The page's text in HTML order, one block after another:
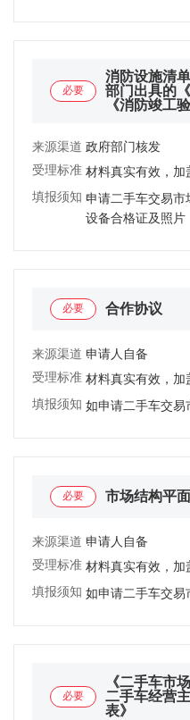
必要
消防设施清
部门出具的
《消防竣工
来源渠道：政府部门核发
受理标准：材料真实有效，加
填报须知：申请二手车交易市
设备合格证及照片
必要 合作协议
来源渠道：申请人自备
受理标准：材料真实有效，加
填报须知：如申请二手车交易
必要 市场结构平
来源渠道：申请人自备
受理标准：材料真实有效，加
填报须知：如申请二手车交易
必要
《二手车市
二手车经营
表》